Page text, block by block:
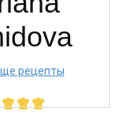
рецепты